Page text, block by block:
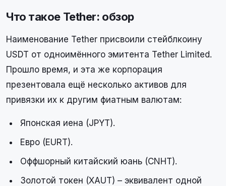
Что такое Tether: обзор
Наименование Tether присвоили стейблкоину
USDT от одноимённого эмитента Tether Limited.
Прошло время, и эта же корпорация
презентовала ещё несколько активов для
привязки их к другим фиатным валютам:
Японская иена (JPYT).
Евро (EURT).
Оффшорный китайский юань (CNHT).
Золотой токен (XAUT) – эквивалент одной